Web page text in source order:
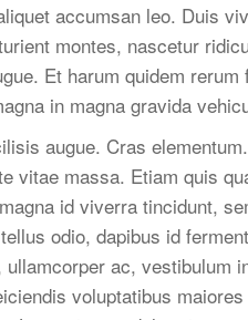
accumsan leo. Duis
montes, nascetur
Et harum quidem
in magna gravida
augue. Cras
vitae massa. Etiam quis
id viverra tincidunt,
odio, dapibus id
ac, vestibulum
voluptatibus